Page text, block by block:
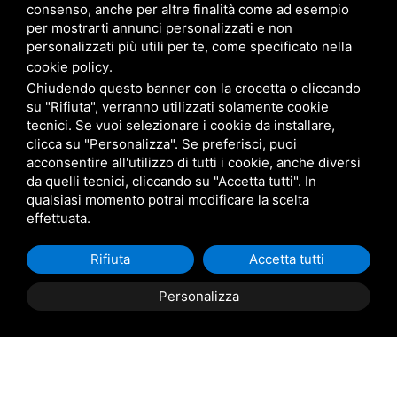
consenso, anche per altre finalità come ad esempio
per mostrarti annunci personalizzati e non
personalizzati più utili per te, come specificato nella
cookie policy.
Chiudendo questo banner con la crocetta o cliccando
su "Rifiuta", verranno utilizzati solamente cookie
tecnici. Se vuoi selezionare i cookie da installare,
clicca su "Personalizza". Se preferisci, puoi
acconsentire all'utilizzo di tutti i cookie, anche diversi
da quelli tecnici, cliccando su "Accetta tutti". In
qualsiasi momento potrai modificare la scelta
effettuata.
Personalizza
Rifiuta Accetta tutti